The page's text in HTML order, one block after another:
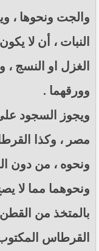
والجت ونحوها ،
النبات ، أن لا
الغزل او النسج
وورقهما .
ويجوز السجود
مصر ، وكذا
ونحوه ، من دون
ونحوهما مما لا
بالمتخذ من
القرطاس